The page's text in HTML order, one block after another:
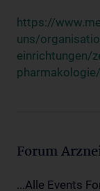
https://
uns/
einrichtungen/
pharmakologie/
Forum
...Alle Events